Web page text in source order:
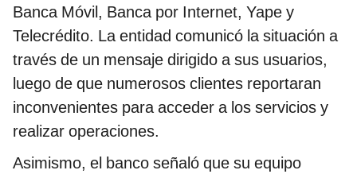
Banca Móvil, Banca por Internet, Yape y
Telecrédito. La entidad comunicó la situación a
través de un mensaje dirigido a sus usuarios,
luego de que numerosos clientes reportaran
inconvenientes para acceder a los servicios y
realizar operaciones.
Asimismo, el banco señaló que su equipo